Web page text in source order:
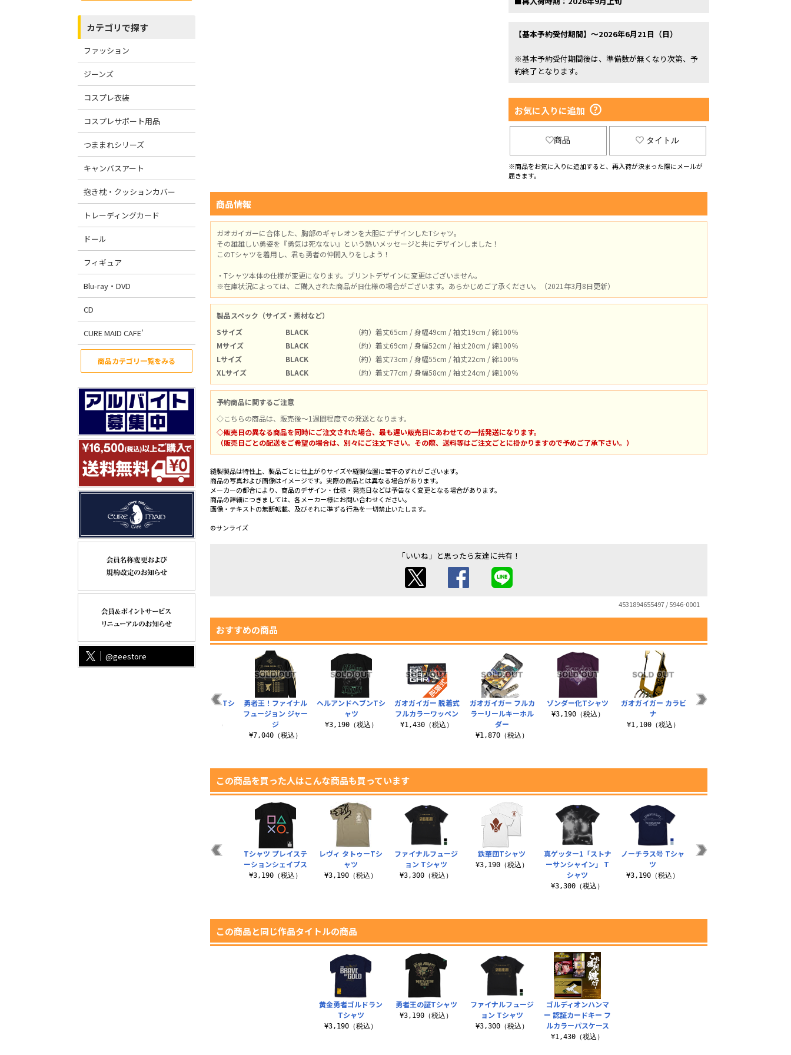
カテゴリで探す
ファッション
ジーンズ
コスプレ衣装
コスプレサポート用品
つままれシリーズ
キャンバスアート
抱き枕・クッションカバー
トレーディングカード
ドール
フィギュア
Blu-ray・DVD
CD
CURE MAID CAFE’
商品カテゴリ一覧をみる
@geestore
【基本予約受付期間】～2026年6月21日（日）
※基本予約受付期間後は、準備数が無くなり次第、予
約終了となります。
お気に入りに追加
商品 タイトル
※商品をお気に入りに追加すると、再入荷が決まった際にメールが
届きます。
商品情報
ガオガイガーに合体した、胸部のギャレオンを大胆にデザインしたTシャツ。
その雄雄しい勇姿を『勇気は死なない』という熱いメッセージと共にデザインしました！
このTシャツを着用し、君も勇者の仲間入りをしよう！
・Tシャツ本体の仕様が変更になります。プリントデザインに変更はございません。
※在庫状況によっては、ご購入された商品が旧仕様の場合がございます。あらかじめご了承ください。（2021年3月8日更新）
製品スペック（サイズ・素材など）
Sサイズ
BLACK
（約）着丈65cm / 身幅49cm / 袖丈19cm / 綿100％
Mサイズ
BLACK
（約）着丈69cm / 身幅52cm / 袖丈20cm / 綿100％
Lサイズ
BLACK
（約）着丈73cm / 身幅55cm / 袖丈22cm / 綿100％
XLサイズ
BLACK （約）着丈77cm / 身幅58cm / 袖丈24cm / 綿100％
予約商品に関するご注意
◇こちらの商品は、販売後～1週間程度での発送となります。
◇販売日の異なる商品を同時にご注文された場合、最も遅い販売日にあわせての一括発送になります。
（販売日ごとの配送をご希望の場合は、別々にご注文下さい。その際、送料等はご注文ごとに掛かりますので予めご了承下さい。）
縫製製品は特性上、製品ごとに仕上がりサイズや縫製位置に若干のずれがございます。
商品の写真および画像はイメージです。実際の商品とは異なる場合があります。
メーカーの都合により、商品のデザイン・仕様・発売日などは予告なく変更となる場合があります。
商品の詳細につきましては、各メーカー様にお問い合わせください。
画像・テキストの無断転載、及びそれに準ずる行為を一切禁止いたします。
©サンライズ
「いいね」と思ったら友達に共有！
4531894655497 / 5946-0001
おすすめの商品
ガオガイガー 脱着式
フルカラーワッペン
¥1,430（税込）
ガオガイガー フルカ
ラーリールキーホル
ダー
¥1,870（税込）
ゾンダー化Tシャツ
¥3,190（税込）
ガオガイガー カラビ
ナ
¥1,100（税込）
光になれえええ！Tシ
¥3,190（税込）
勇者王！ファイナル
フュージョン ジャー
ジ
¥7,040（税込）
ヘルアンドヘブンTシ
ャツ
¥3,190（税込）
この商品を買った人はこんな商品も買っています
ファイナルフュージ
ョン Tシャツ
¥3,300（税込）
鉄華団Tシャツ
¥3,190（税込）
真ゲッター1「ストナ
ーサンシャイン」 T
シャツ
¥3,300（税込）
ノーチラス号 Tシャ
ツ
¥3,190（税込）
グラスワンダーの不
HP1 Tシャツ
Tシャツ プレイステ
ーションシェイプス
¥3,190（税込）
レヴィ タトゥーTシ
ャツ
¥3,190（税込）
この商品と同じ作品タイトルの商品
勇者王の証Tシャツ
¥3,190（税込）
ファイナルフュージ
ョン Tシャツ
¥3,300（税込）
ゴルディオンハンマ
ー 認証カードキー フ
ルカラーパスケース
¥1,430（税込）
黄金勇者ゴルドラン
Tシャツ
¥3,190（税込）